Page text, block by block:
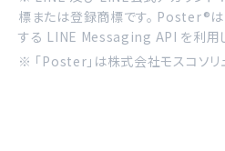
標または登録商標です。 Poster®
する LINE Messaging API を利用し
※ 「Poster」は株式会社モスコソリ